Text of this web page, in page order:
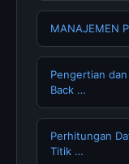
MANAJEMEN
Pengertian
Back …
Perhitungan
Titik …